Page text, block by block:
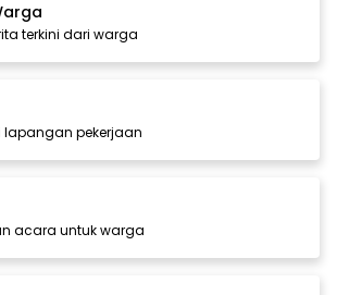
terkini dari warga
lapangan pekerjaan
acara untuk warga